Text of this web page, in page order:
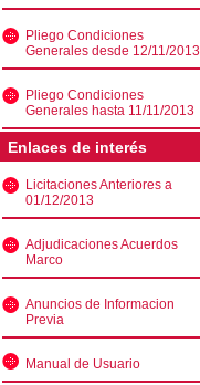
Pliego Condiciones
Generales desde 12/11/2013
Pliego Condiciones
Generales hasta 11/11/2013
Enlaces de interés
Licitaciones Anteriores a
01/12/2013
Adjudicaciones Acuerdos
Marco
Anuncios de Informacion
Previa
Manual de Usuario